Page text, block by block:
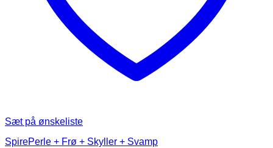
Sæt på ønskeliste
SpirePerle + Frø + Skyller + Svamp